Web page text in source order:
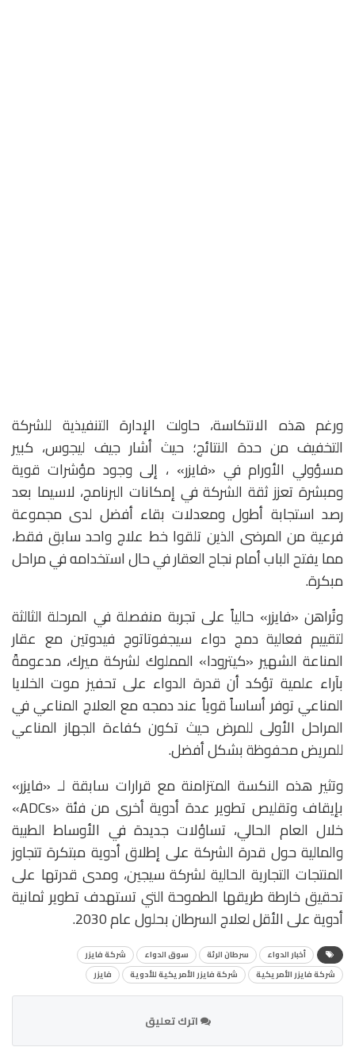
ورغم هذه الانتكاسة، حاولت الإدارة التنفيذية للشركة
التخفيف من حدة النتائج؛ حيث أشار جيف ليجوس، كبير
مسؤولي الأورام في «فايزر» ، إلى وجود مؤشرات قوية
ومبشرة تعزز ثقة الشركة في إمكانات البرنامج، لاسيما بعد
رصد استجابة أطول ومعدلات بقاء أفضل لدى مجموعة
فرعية من المرضى الذين تلقوا خط علاج واحد سابق فقط،
مما يفتح الباب أمام نجاح العقار في حال استخدامه في مراحل
مبكرة.
وتُراهن «فايزر» حالياً على تجربة منفصلة في المرحلة الثالثة
لتقييم فعالية دمج دواء سيجفوتاتوج فيدوتين مع عقار
المناعة الشهير «كيترودا» المملوك لشركة ميرك، مدعومةً
بآراء علمية تؤكد أن قدرة الدواء على تحفيز موت الخلايا
المناعي توفر أساساً قوياً عند دمجه مع العلاج المناعي في
المراحل الأولى للمرض حيث تكون كفاءة الجهاز المناعي
للمريض محفوظة بشكل أفضل.
وتثير هذه النكسة المتزامنة مع قرارات سابقة لـ «فايزر»
بإيقاف وتقليص تطوير عدة أدوية أخرى من فئة «ADCs»
خلال العام الحالي، تساؤلات جديدة في الأوساط الطبية
والمالية حول قدرة الشركة على إطلاق أدوية مبتكرة تتجاوز
المنتجات التجارية الحالية لشركة سيجين، ومدى قدرتها على
تحقيق خارطة طريقها الطموحة التي تستهدف تطوير ثمانية
أدوية على الأقل لعلاج السرطان بحلول عام 2030.
أخبار الدواء سرطان الرئة سوق الدواء
شركة فايزر
شركة فايزر الأمريكية
شركة فايزر الأمريكية للأدوية فايزر
اترك تعليق